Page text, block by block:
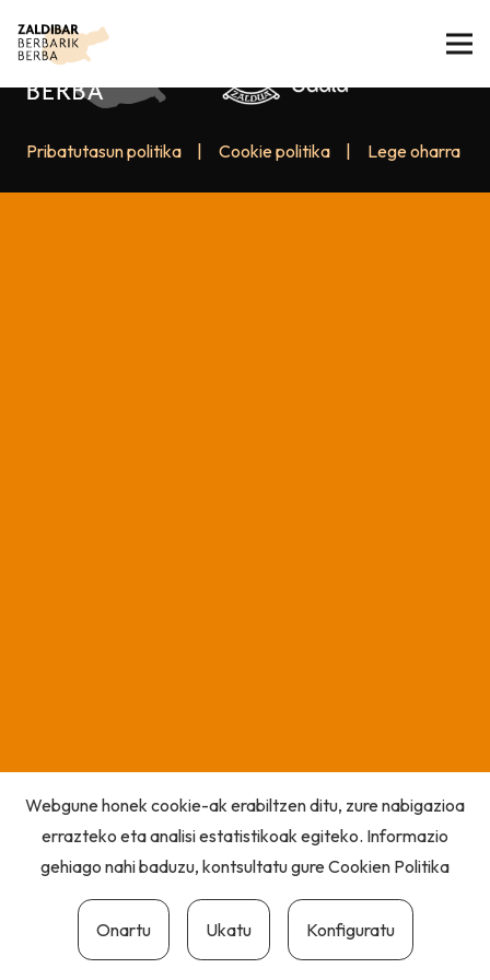
Pribatutasun politika Cookie politika Lege oharra
Webgune honek cookie-ak erabiltzen ditu, zure nabigazioa
errazteko eta analisi estatistikoak egiteko. Informazio
gehiago nahi baduzu, kontsultatu gureCookien Politika
Onartu Ukatu Konfiguratu